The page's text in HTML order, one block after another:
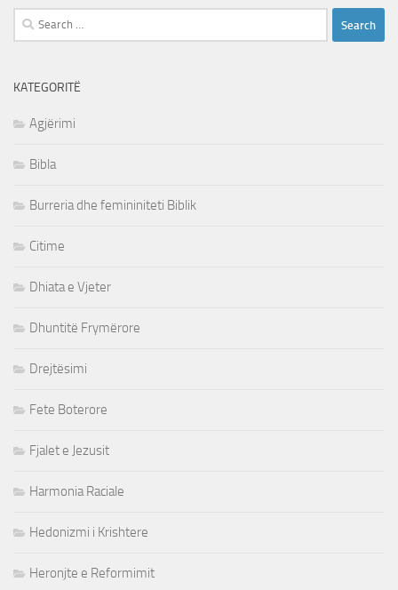
Search
for:
KATEGORITË
Agjërimi
Bibla
Burreria dhe femininiteti Biblik
Citime
Dhiata e Vjeter
Dhuntitë Frymërore
Drejtësimi
Fete Boterore
Fjalet e Jezusit
Harmonia Raciale
Hedonizmi i Krishtere
Heronjte e Reformimit